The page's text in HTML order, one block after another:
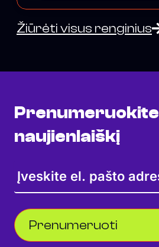
Žiūrėti visus renginius
Prenumeruokite
naujienlaiškį
Prenumeruoti